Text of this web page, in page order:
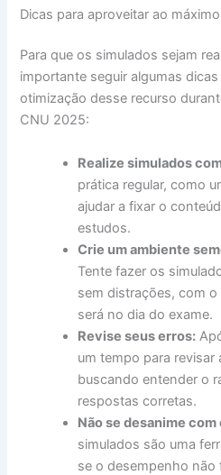
Dicas para aproveitar ao
Para que os simulados sejam
importante seguir algumas
otimização desse recurso
CNU 2025:
Realize simulados
prática regular, como
ajudar a fixar o
estudos.
Crie um ambiente
Tente fazer os
sem distrações, com
será no dia do exame.
Revise seus erros:
um tempo para revisar
buscando entender o
respostas corretas.
Não se desanime
simulados são uma
se o desempenho não